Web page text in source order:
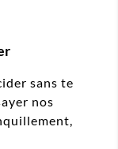
sans te
nos